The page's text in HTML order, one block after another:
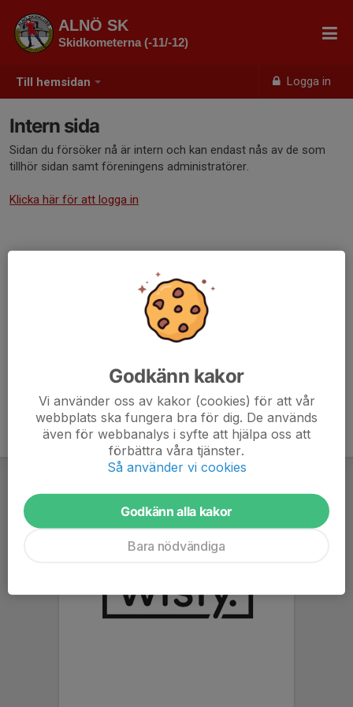
Till hemsidan Logga in
ALNÖ SK
Skidkometerna (-11/-12)
Intern sida
Sidan du försöker nå är intern och kan endast nås av de som
tillhör sidan samt föreningens administratörer.
Klicka här för att logga in
Godkänn kakor
Vi använder oss av kakor (cookies) för att vår
webbplats ska fungera bra för dig. De används
även för webbanalys i syfte att hjälpa oss att
förbättra våra tjänster.
Så använder vi cookies
Godkänn alla kakor
Bara nödvändiga